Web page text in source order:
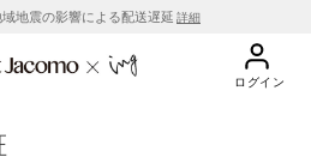
域地震の影響による配送遅延 詳細
ログイン